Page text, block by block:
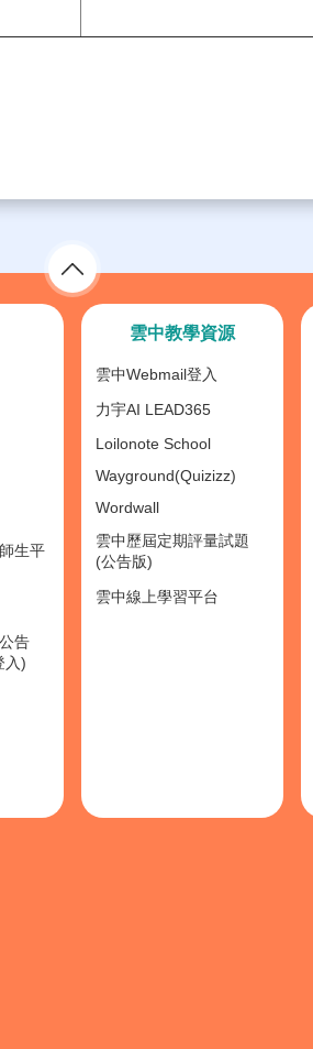
生平
告
入)
雲中教學資源
雲中Webmail登入
力宇AI LEAD365
Loilonote School
Wayground(Quizizz)
Wordwall
雲中歷屆定期評量試題
(公告版)
雲中線上學習平台